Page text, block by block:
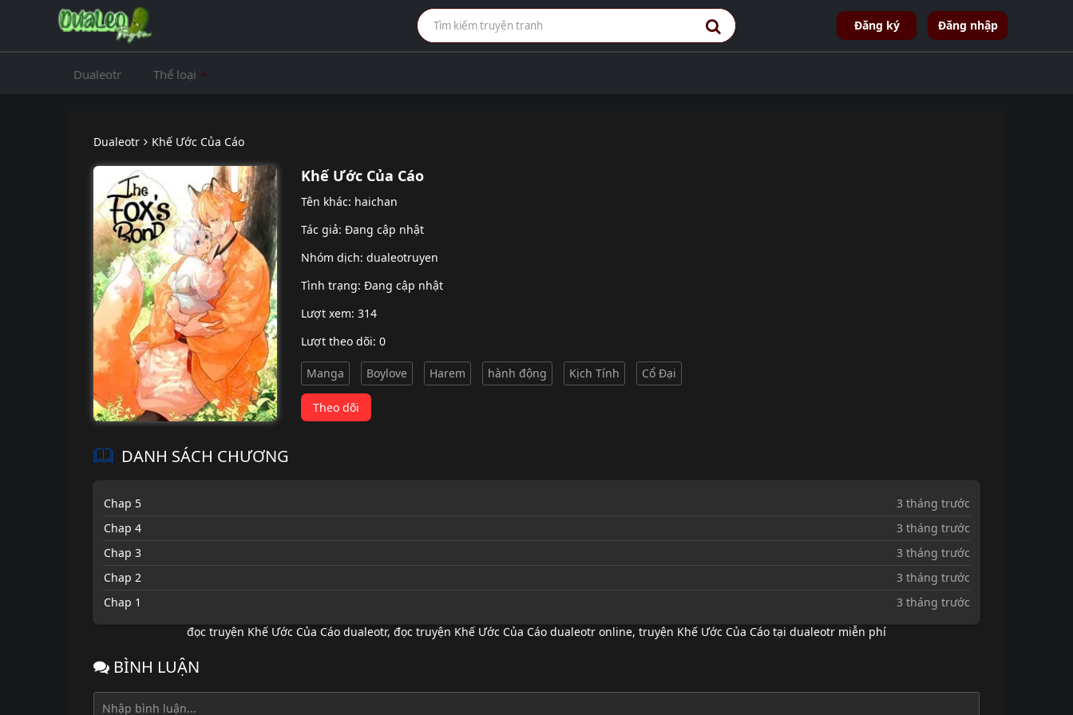
Đăng ký Đăng nhập
Dualeotr Thể loại
Dualeotr Khế Ước Của Cáo
Khế Ước Của Cáo
Tên khác: haichan
Tác giả: Đang cập nhật
Nhóm dịch: dualeotruyen
Tình trạng: Đang cập nhật
Lượt xem: 314
Lượt theo dõi: 0
Manga Boylove Harem hành động Kịch Tính Cổ Đại
Theo dõi
DANH SÁCH CHƯƠNG
Chap 5
3 tháng trước
Chap 4
3 tháng trước
Chap 3
3 tháng trước
Chap 2
3 tháng trước
Chap 1
3 tháng trước
đọc truyện Khế Ước Của Cáo dualeotr, đọc truyện Khế Ước Của Cáo dualeotr online, truyện Khế Ước Của Cáo tại dualeotr miễn phí
BÌNH LUẬN